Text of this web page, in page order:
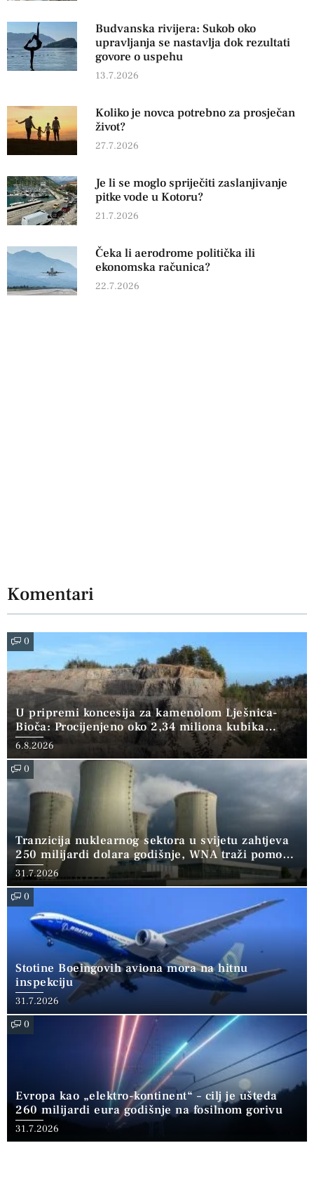
Budvanska rivijera: Sukob oko
upravljanja se nastavlja dok rezultati
govore o uspehu
13.7.2026
Koliko je novca potrebno za prosječan
život?
27.7.2026
Je li se moglo spriječiti zaslanjivanje
pitke vode u Kotoru?
21.7.2026
Čeka li aerodrome politička ili
ekonomska računica?
22.7.2026
Komentari
0
U pripremi koncesija za kamenolom Lješnica-
Bioča: Procijenjeno oko 2,34 miliona kubika
kamena
6.8.2026
0
Tranzicija nuklearnog sektora u svijetu zahtjeva
250 milijardi dolara godišnje, WNA traži pomoć
banaka
31.7.2026
0
Stotine Boeingovih aviona mora na hitnu
inspekciju
31.7.2026
0
Evropa kao „elektro-kontinent“ – cilj je ušteda
260 milijardi eura godišnje na fosilnom gorivu
31.7.2026